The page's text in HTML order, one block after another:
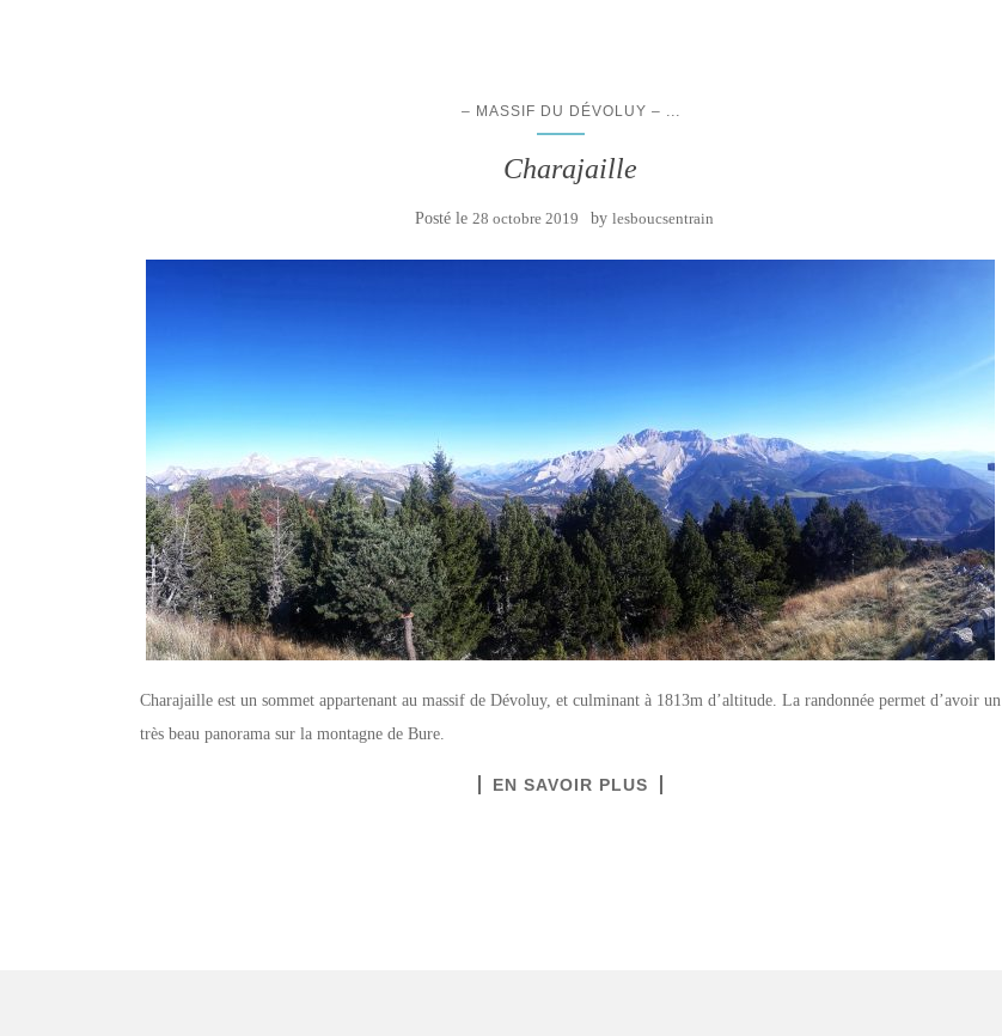
– MASSIF DU DÉVOLUY – ...
Charajaille
Posté le 28 octobre 2019 by lesboucsentrain
Charajaille est un sommet appartenant au massif de Dévoluy, et culminant à 1813m d’altitude. La randonnée permet d’avoir un
très beau panorama sur la montagne de Bure.
EN SAVOIR PLUS